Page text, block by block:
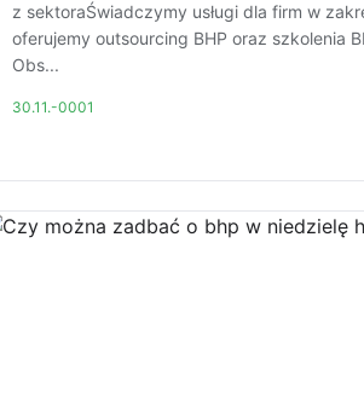
z sektoraŚwiadczymy usługi dla firm w
oferujemy outsourcing BHP oraz szkolenia
Obs...
30.11.-0001